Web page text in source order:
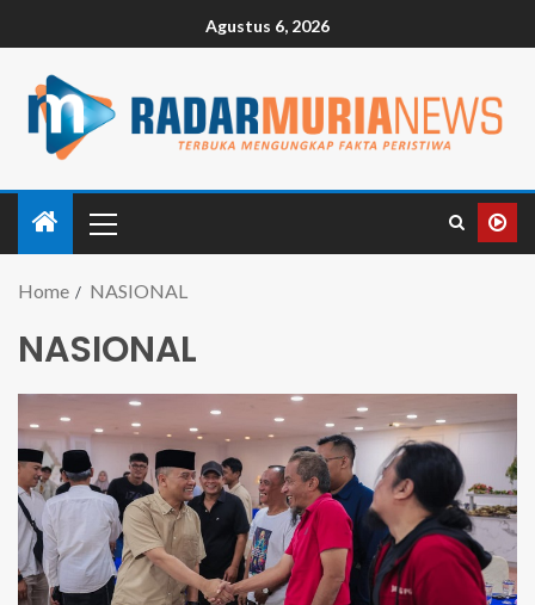
Agustus 6, 2026
Home NASIONAL
NASIONAL